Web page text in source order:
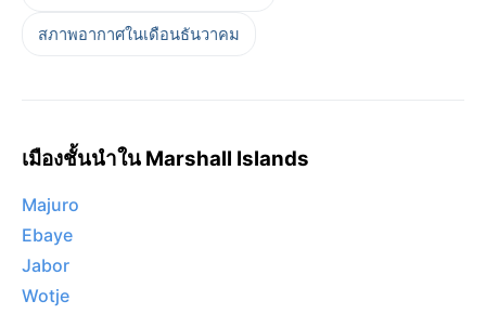
สภาพอากาศในเดือนธันวาคม
เมืองชั้นนำใน Marshall Islands
Majuro
Ebaye
Jabor
Wotje